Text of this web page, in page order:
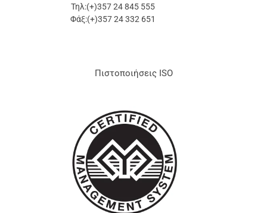
Τηλ:(+)357 24 845 555
Φάξ:(+)357 24 332 651
Πιστοποιήσεις ISO